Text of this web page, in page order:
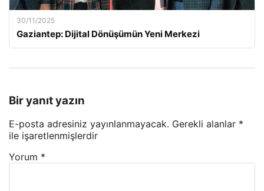
30/11/2025
Gaziantep: Dijital Dönüşümün Yeni Merkezi
Bir yanıt yazın
E-posta adresiniz yayınlanmayacak. Gerekli alanlar *
ile işaretlenmişlerdir
Yorum *